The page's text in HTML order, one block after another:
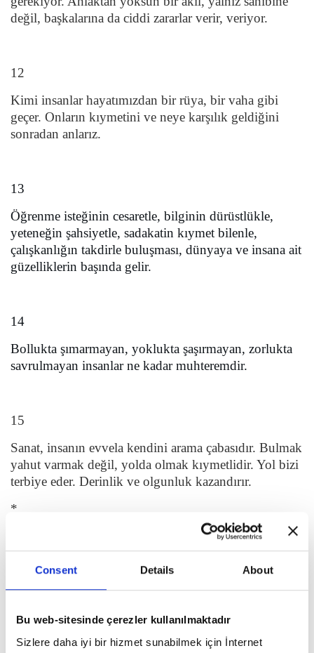
Consent Details About
Bu web-sitesinde çerezler kullanılmaktadır
Sizlere daha iyi bir hizmet sunabilmek için İnternet
değil, başkalarına da ciddi zararlar verir, veriyor.
12
Kimi insanlar hayatımızdan bir rüya, bir vaha gibi
geçer. Onların kıymetini ve neye karşılık geldiğini
sonradan anlarız.
13
Öğrenme isteğinin cesaretle, bilginin dürüstlükle,
yeteneğin şahsiyetle, sadakatin kıymet bilenle,
çalışkanlığın takdirle buluşması, dünyaya ve insana ait
güzelliklerin başında gelir.
14
Bollukta şımarmayan, yoklukta şaşırmayan, zorlukta
savrulmayan insanlar ne kadar muhteremdir.
15
Sanat, insanın evvela kendini arama çabasıdır. Bulmak
yahut varmak değil, yolda olmak kıymetlidir. Yol bizi
terbiye eder. Derinlik ve olgunluk kazandırır.
*
Sanat, hayatın zorluğu, insanın kabalığı ve zamanın
yıkıcılığı karşısında dayanma gücü verir. Bazen bir
resim, bazen bir şiir sığınak haline gelir.
Şu modern zamanlarda, insanları tanımak konusunda
öğrenme güçlüğü yaşıyor olabiliriz. Edebiyat, hayatı